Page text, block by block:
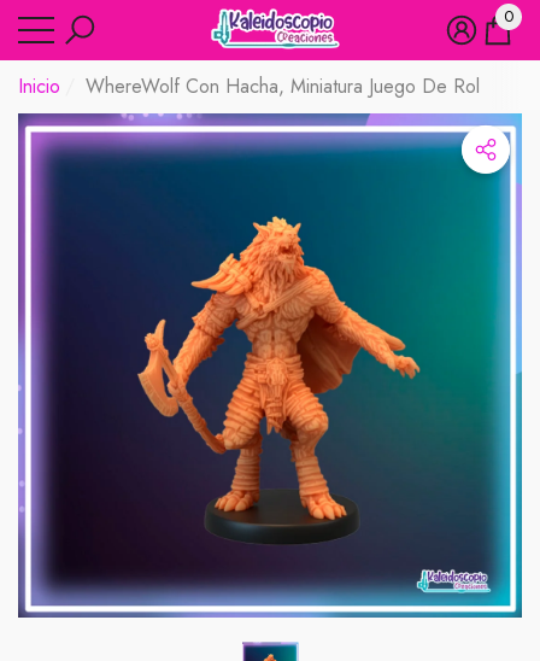
0
0
Inicio WhereWolf Con Hacha, Miniatura Juego De Rol